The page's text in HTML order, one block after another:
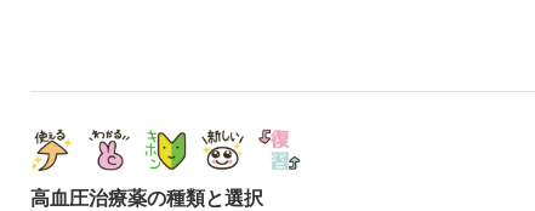
高血圧治療薬の種類と選択